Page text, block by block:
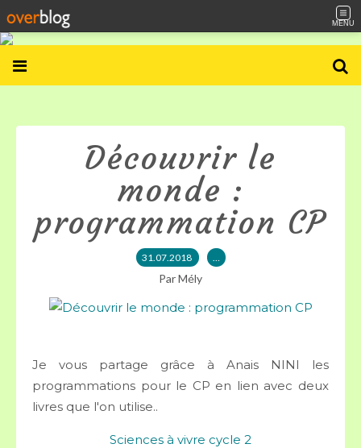
MENU
Découvrir le
monde :
programmation CP
31.07.2018 …
Par Mély
Je vous partage grâce à Anais NINI les
programmations pour le CP en lien avec deux
livres que l'on utilise..
Sciences à vivre cycle 2